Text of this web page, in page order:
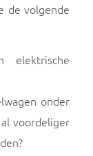
de volgende
onder
voordeliger